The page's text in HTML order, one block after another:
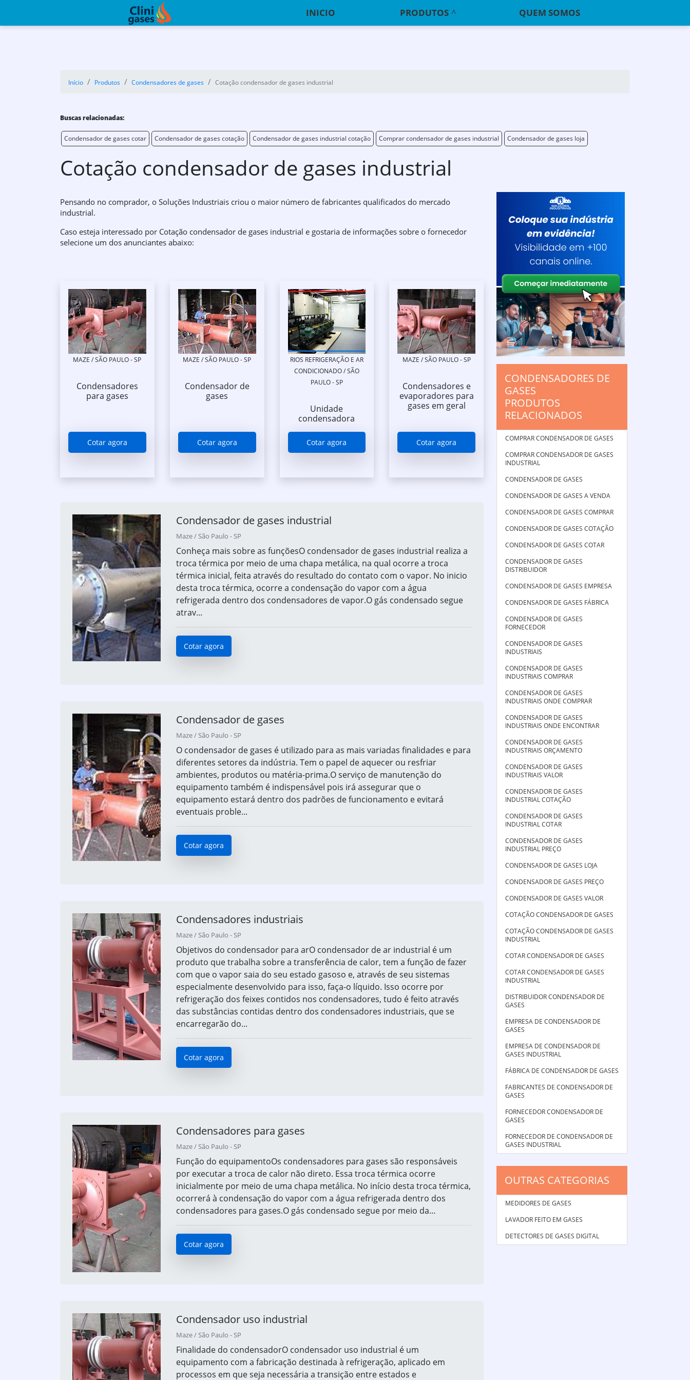
INICIO PRODUTOS QUEM SOMOS
Início Produtos Condensadores de gases Cotação condensador de gases industrial
Buscas relacionadas:
Condensador de gases cotar Condensador de gases cotação Condensador de gases industrial cotação Comprar condensador de gases industrial Condensador de gases loja
Cotação condensador de gases industrial
Pensando no comprador, o Soluções Industriais criou o maior número de fabricantes qualificados do mercado
industrial.
Caso esteja interessado por Cotação condensador de gases industrial e gostaria de informações sobre o fornecedor
selecione um dos anunciantes abaixo:
MAZE / SÃO PAULO - SP
Condensadores
para gases
Cotar agora
MAZE / SÃO PAULO - SP
Condensador de
gases
Cotar agora
RIOS REFRIGERAÇÃO E AR
CONDICIONADO / SÃO
PAULO - SP
Unidade
condensadora
Cotar agora
MAZE / SÃO PAULO - SP
Condensadores e
evaporadores para
gases em geral
Cotar agora
Condensador de gases industrial
Maze / São Paulo - SP
Conheça mais sobre as funçõesO condensador de gases industrial realiza a
troca térmica por meio de uma chapa metálica, na qual ocorre a troca
térmica inicial, feita através do resultado do contato com o vapor. No inicio
desta troca térmica, ocorre a condensação do vapor com a água
refrigerada dentro dos condensadores de vapor.O gás condensado segue
atrav...
Cotar agora
Condensador de gases
Maze / São Paulo - SP
O condensador de gases é utilizado para as mais variadas finalidades e para
diferentes setores da indústria. Tem o papel de aquecer ou resfriar
ambientes, produtos ou matéria-prima.O serviço de manutenção do
equipamento também é indispensável pois irá assegurar que o
equipamento estará dentro dos padrões de funcionamento e evitará
eventuais proble...
Cotar agora
Condensadores industriais
Maze / São Paulo - SP
Objetivos do condensador para arO condensador de ar industrial é um
produto que trabalha sobre a transferência de calor, tem a função de fazer
com que o vapor saia do seu estado gasoso e, através de seu sistemas
especialmente desenvolvido para isso, faça-o líquido. Isso ocorre por
refrigeração dos feixes contidos nos condensadores, tudo é feito através
das substâncias contidas dentro dos condensadores industriais, que se
encarregarão do...
Cotar agora
Condensadores para gases
Maze / São Paulo - SP
Função do equipamentoOs condensadores para gases são responsáveis
por executar a troca de calor não direto. Essa troca térmica ocorre
inicialmente por meio de uma chapa metálica. No início desta troca térmica,
ocorrerá à condensação do vapor com a água refrigerada dentro dos
condensadores para gases.O gás condensado segue por meio da...
Cotar agora
Condensador uso industrial
Maze / São Paulo - SP
Finalidade do condensadorO condensador uso industrial é um
equipamento com a fabricação destinada à refrigeração, aplicado em
processos em que seja necessária a transição entre estados e
CONDENSADORES DE
GASES
PRODUTOS
RELACIONADOS
COMPRAR CONDENSADOR DE GASES
COMPRAR CONDENSADOR DE GASES
INDUSTRIAL
CONDENSADOR DE GASES
CONDENSADOR DE GASES A VENDA
CONDENSADOR DE GASES COMPRAR
CONDENSADOR DE GASES COTAÇÃO
CONDENSADOR DE GASES COTAR
CONDENSADOR DE GASES
DISTRIBUIDOR
CONDENSADOR DE GASES EMPRESA
CONDENSADOR DE GASES FÁBRICA
CONDENSADOR DE GASES
FORNECEDOR
CONDENSADOR DE GASES
INDUSTRIAIS
CONDENSADOR DE GASES
INDUSTRIAIS COMPRAR
CONDENSADOR DE GASES
INDUSTRIAIS ONDE COMPRAR
CONDENSADOR DE GASES
INDUSTRIAIS ONDE ENCONTRAR
CONDENSADOR DE GASES
INDUSTRIAIS ORÇAMENTO
CONDENSADOR DE GASES
INDUSTRIAIS VALOR
CONDENSADOR DE GASES
INDUSTRIAL COTAÇÃO
CONDENSADOR DE GASES
INDUSTRIAL COTAR
CONDENSADOR DE GASES
INDUSTRIAL PREÇO
CONDENSADOR DE GASES LOJA
CONDENSADOR DE GASES PREÇO
CONDENSADOR DE GASES VALOR
COTAÇÃO CONDENSADOR DE GASES
COTAÇÃO CONDENSADOR DE GASES
INDUSTRIAL
COTAR CONDENSADOR DE GASES
COTAR CONDENSADOR DE GASES
INDUSTRIAL
DISTRIBUIDOR CONDENSADOR DE
GASES
EMPRESA DE CONDENSADOR DE
GASES
EMPRESA DE CONDENSADOR DE
GASES INDUSTRIAL
FÁBRICA DE CONDENSADOR DE GASES
FABRICANTES DE CONDENSADOR DE
GASES
FORNECEDOR CONDENSADOR DE
GASES
FORNECEDOR DE CONDENSADOR DE
GASES INDUSTRIAL
OUTRAS CATEGORIAS
MEDIDORES DE GASES
LAVADOR FEITO EM GASES
DETECTORES DE GASES DIGITAL